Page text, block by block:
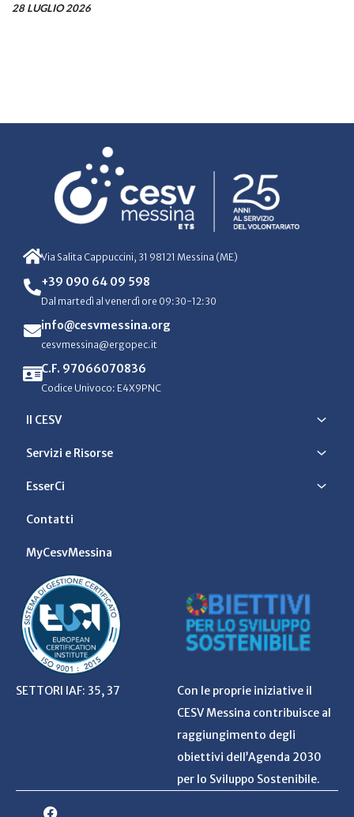
28 LUGLIO 2026
Via Salita Cappuccini, 31 98121 Messina (ME)
+39 090 64 09 598
Dal martedì al venerdì ore 09:30-12:30
info@cesvmessina.org
cesvmessina@ergopec.it
C.F. 97066070836
Codice Univoco: E4X9PNC
Il CESV
Servizi e Risorse
EsserCi
Contatti
MyCesvMessina
SETTORI IAF: 35, 37
Con le proprie iniziative il
CESV Messina contribuisce al
raggiungimento degli
obiettivi dell’Agenda 2030
per lo Sviluppo Sostenibile.